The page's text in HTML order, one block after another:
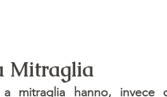
Mitraglia
a mitraglia hanno,